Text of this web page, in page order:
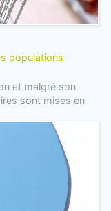
populations
et malgré son
sont mises en